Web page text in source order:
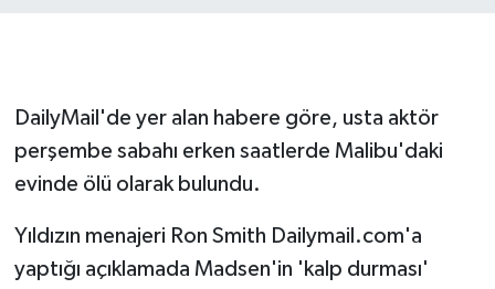
DailyMail'de yer alan habere göre, usta aktör
perşembe sabahı erken saatlerde Malibu'daki
evinde ölü olarak bulundu.
Yıldızın menajeri Ron Smith Dailymail.com'a
yaptığı açıklamada Madsen'in 'kalp durması'